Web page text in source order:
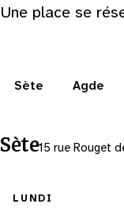
Une place se
Sète Agde
Sète15 rue Rouget
LUNDI